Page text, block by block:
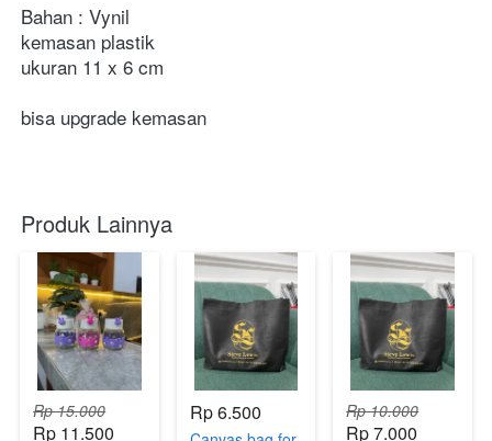
Bahan : Vynil
kemasan plastik
ukuran 11 x 6 cm
bisa upgrade kemasan
Produk Lainnya
Rp 15.000
Rp 11.500
Rp 6.500 Rp 10.000
Rp 7.000